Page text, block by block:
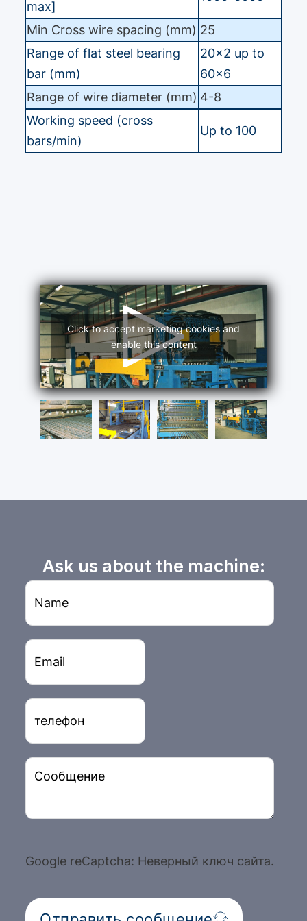
max]
Min Cross wire spacing (mm) 25
Range of flat steel bearing
bar (mm)
20×2 up to
60×6
Range of wire diameter (mm) 4-8
Working speed (cross
bars/min)
Up to 100
Click to accept marketing cookies and
enable this content
Ask us about the machine:
Google reCaptcha: Неверный ключ сайта.